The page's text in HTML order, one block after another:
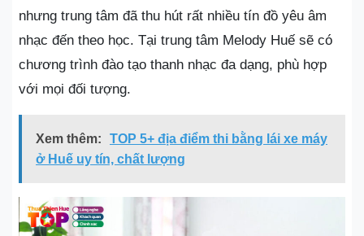
nhưng trung tâm đã thu hút rất nhiều tín đồ yêu âm
nhạc đến theo học. Tại trung tâm Melody Huế sẽ có
chương trình đào tạo thanh nhạc đa dạng, phù hợp
với mọi đối tượng.
Xem thêm:
TOP 5+ địa điểm thi bằng lái xe máy
ở Huế uy tín, chất lượng